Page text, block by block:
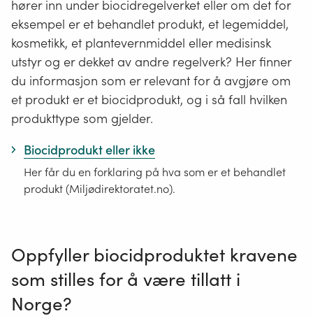
hører inn under biocidregelverket eller om det for
eksempel er et behandlet produkt, et legemiddel,
kosmetikk, et plantevernmiddel eller medisinsk
utstyrog er dekket av andre regelverk? Her finner
du informasjon som er relevant for å avgjøre om
et produkt er et biocidprodukt, og i så fall hvilken
produkttype som gjelder.
Biocidprodukt eller ikke
Her får du en forklaring på hva som er et behandlet
produkt (Miljødirektoratet.no).
Oppfyller biocidproduktet kravene
som stilles for å være tillatt i
Norge?